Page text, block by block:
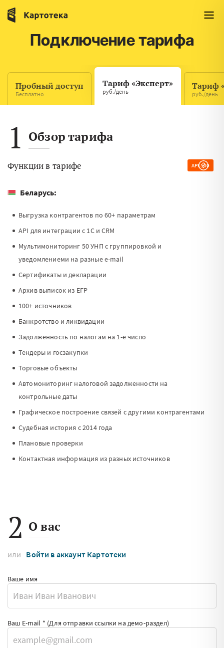
Подключение тарифа
Пробный доступ
Бесплатно
Тариф «Эксперт»
руб./день
Тариф
руб./день
1 Обзор тарифа
Функции в тарифе API 500
Беларусь:
Выгрузка контрагентов по 60+ параметрам
API для интеграции с 1С и CRM
Мультимониторинг 50 УНП с группировкой и
уведомлениеми на разные e-mail
Сертификаты и декларации
Архив выписок из ЕГР
100+ источников
Банкротство и ликвидации
Задолженность по налогам на 1-е число
Тендеры и госзакупки
Торговые объекты
Автомониторинг налоговой задолженности на
контрольные даты
Графическое построение связей с другими контрагентами
Судебная история с 2014 года
Плановые проверки
Контактная информация из разных источников
2 О вас
или Войти в аккаунт Картотеки
Ваше имя
Ваш E-mail * (Для отправки ссылки на демо-раздел)